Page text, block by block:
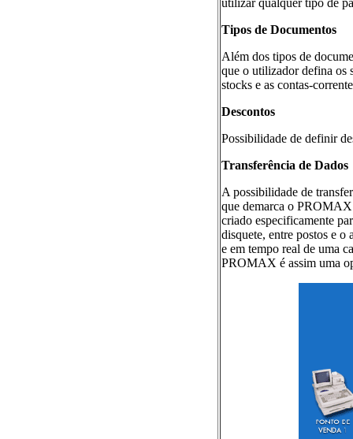
utilizar qualquer tipo de
Tipos de Documentos
Além dos tipos de
que o utilizador defina os
stocks e as contas-
Descontos
Possibilidade de definir
Transferência de Dados
A possibilidade de
que demarca o PROMAX
criado especificamente
disquete, entre postos e
e em tempo real de uma
PROMAX é assim uma